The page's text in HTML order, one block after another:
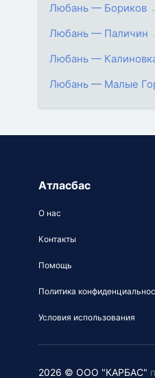
Любань — Бориков
Любань — Паличин
Любань —
Любань — Малые
Атласбас
О нас
Контакты
Помощь
Политика
Условия использования
2026 © ООО "КАРБАС"